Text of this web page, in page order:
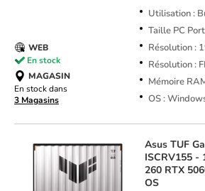
Utilisation :
Taille PC
Résolution :
Résolution :
Mémoire
OS :
WEB
En stock
MAGASIN
En stock dans
3 Magasins
Asus TUF
ISCRV155 -
260 RTX
OS